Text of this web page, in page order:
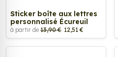
Sticker boîte aux lettres
personnalisé Écureuil
à partir de 13,90 € 12,51 €